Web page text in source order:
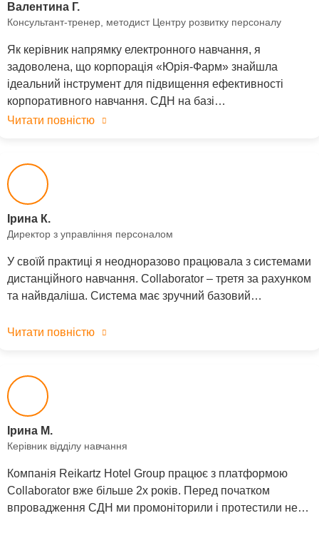
Валентина Г.
Консультант-тренер, методист Центру розвитку персоналу
Як керівник напрямку електронного навчання, я
задоволена, що корпорація «Юрія-Фарм» знайшла
ідеальний інструмент для підвищення ефективності
корпоративного навчання. СДН на базі…
Читати повністю
Ірина К.
Директор з управління персоналом
У своїй практиці я неодноразово працювала з системами
дистанційного навчання. Collaborator – третя за рахунком
та найвдаліша. Система має зручний базовий…
Читати повністю
Ірина М.
Керівник відділу навчання
Компанія Reikartz Hotel Group працює з платформою
Collaborator вже більше 2х років. Перед початком
впровадження СДН ми промоніторили і протестили не…